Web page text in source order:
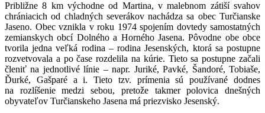
Približne 8 km východne od Martina, v malebnom zátiší svahov
chrániacich od chladných severákov nachádza sa obec Turčianske
Jaseno. Obec vznikla v roku 1974 spojením dovtedy samostatných
zemianskych obcí Dolného a Horného Jasena. Pôvodne obe obce
tvorila jedna veľká rodina – rodina Jesenských, ktorá sa postupne
rozvetvovala a po čase rozdelila na kúrie. Tieto sa postupne začali
členiť na jednotlivé línie – napr. Juriké, Pavké, Šandoré, Tobiaše,
Ďurké, Gašparé a i. Tieto tzv. prímenia sú používané dodnes
na rozlíšenie medzi sebou, pretože takmer polovica dnešných
obyvateľov Turčianskeho Jasena má priezvisko Jesenský.